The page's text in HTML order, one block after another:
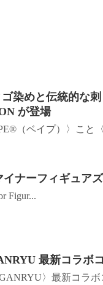
染めと伝統的な
が登場
（ベイプ）〉こと
ナーフィギュア
Figur...
最新コラボ
〉最新コラボ